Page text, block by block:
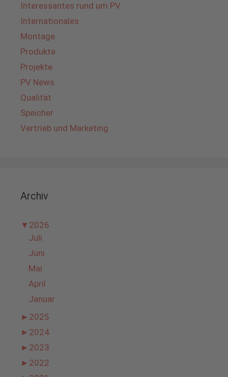
Interessantes rund um PV
Internationales
Montage
Produkte
Projekte
PV News
Qualität
Speicher
Vertrieb und Marketing
Archiv
▼ 2026
Juli
Juni
Mai
April
Januar
► 2025
► 2024
► 2023
► 2022